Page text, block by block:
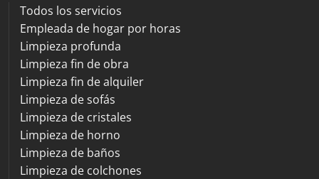
Todos los servicios
Empleada de hogar por horas
Limpieza profunda
Limpieza fin de obra
Limpieza fin de alquiler
Limpieza de sofás
Limpieza de cristales
Limpieza de horno
Limpieza de baños
Limpieza de colchones